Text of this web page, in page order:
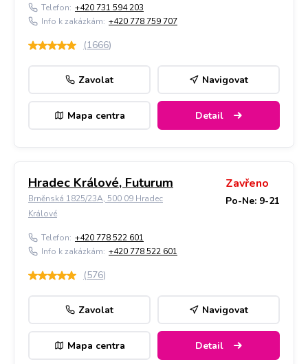
Telefon: +420 731 594 203
Info k zakázkám: +420 778 759 707
(1666)
Zavolat Navigovat
Mapa centra Detail
Hradec Králové, Futurum
Brněnská 1825/23A, 500 09 Hradec
Králové
Zavřeno
Po-Ne: 9-21
Telefon: +420 778 522 601
Info k zakázkám: +420 778 522 601
(576)
Zavolat Navigovat
Mapa centra Detail